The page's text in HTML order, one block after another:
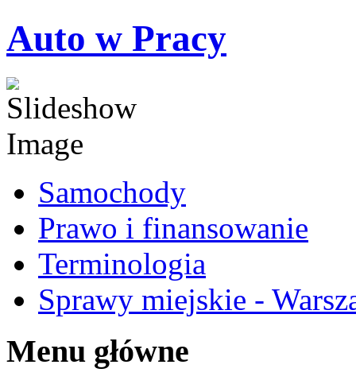
Auto w Pracy
Samochody
Prawo i finansowanie
Terminologia
Sprawy miejskie -
Menu główne